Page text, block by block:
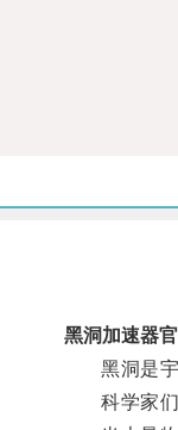
黑洞加速器
黑洞是宇
科学家们